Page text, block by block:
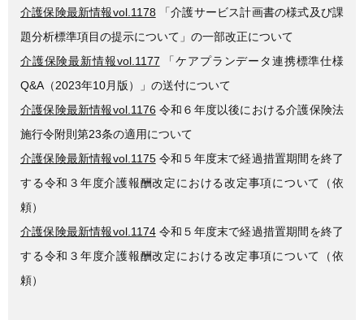
介護保険最新情報vol.1178 「介護サービス計画書の様式及び課
題分析標準項目の提示について」の一部改正について
介護保険最新情報vol.1177 「ケアプランデータ連携標準仕様
Q&A（2023年10月版）」の送付について
介護保険最新情報vol.1176 令和６年度以後における介護保険法
施行令附則第23条の適用について
介護保険最新情報vol.1175令和５年度末で経過措置期間を終了
する令和３年度介護報酬改定における改定事項について（依
頼）
介護保険最新情報vol.1174令和５年度末で経過措置期間を終了
する令和３年度介護報酬改定における改定事項について（依
頼）